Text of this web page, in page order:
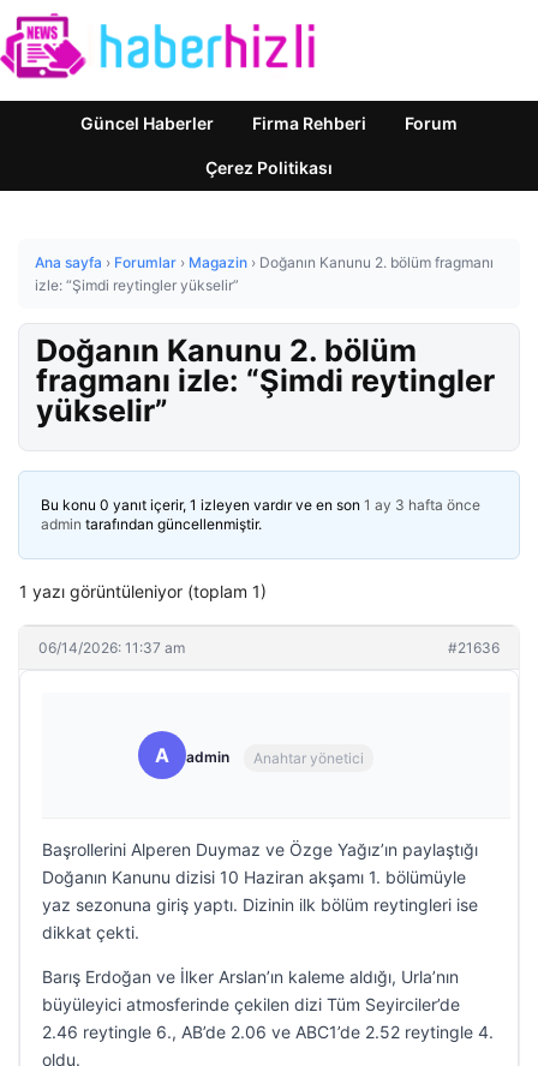
Güncel Haberler Firma Rehberi Forum
Çerez Politikası
Ana sayfa › Forumlar › Magazin › Doğanın Kanunu 2. bölüm fragmanı
izle: “Şimdi reytingler yükselir”
Doğanın Kanunu 2. bölüm
fragmanı izle: “Şimdi reytingler
yükselir”
Bu konu 0 yanıt içerir, 1 izleyen vardır ve en son 1 ay 3 hafta önce
admin tarafından güncellenmiştir.
1 yazı görüntüleniyor (toplam 1)
06/14/2026: 11:37 am #21636
A admin Anahtar yönetici
Başrollerini Alperen Duymaz ve Özge Yağız’ın paylaştığı
Doğanın Kanunu dizisi 10 Haziran akşamı 1. bölümüyle
yaz sezonuna giriş yaptı. Dizinin ilk bölüm reytingleri ise
dikkat çekti.
Barış Erdoğan ve İlker Arslan’ın kaleme aldığı, Urla’nın
büyüleyici atmosferinde çekilen dizi Tüm Seyirciler’de
2.46 reytingle 6., AB’de 2.06 ve ABC1’de 2.52 reytingle 4.
oldu.